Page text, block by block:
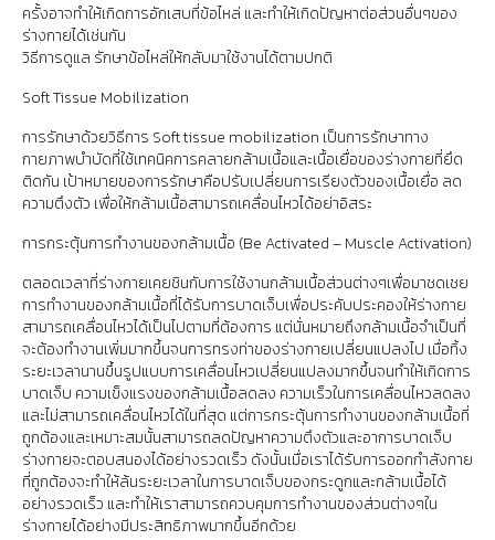
ครั้งอาจทำให้เกิดการอักเสบที่ข้อไหล่ และทำให้เกิดปัญหาต่อส่วนอื่นๆของ
ร่างกายได้เช่นกัน
วิธีการดูแล รักษาข้อไหล่ให้กลับมาใช้งานได้ตามปกติ
Soft Tissue Mobilization
การรักษาด้วยวิธีการ Soft tissue mobilization เป็นการรักษาทาง
กายภาพบำบัดที่ใช้เทคนิคการคลายกล้ามเนื้อและเนื้อเยื่อของร่างกายที่ยึด
ติดกัน เป้าหมายของการรักษาคือปรับเปลี่ยนการเรียงตัวของเนื้อเยื่อ ลด
ความตึงตัว เพื่อให้กล้ามเนื้อสามารถเคลื่อนไหวได้อย่าอิสระ
การกระตุ้นการทำงานของกล้ามเนื้อ (Be Activated – Muscle Activation)
ตลอดเวลาที่ร่างกายเคยชินกับการใช้งานกล้ามเนื้อส่วนต่างๆเพื่อมาชดเชย
การทำงานของกล้ามเนื้อที่ได้รับการบาดเจ็บเพื่อประคับประคองให้ร่างกาย
สามารถเคลื่อนไหวได้เป็นไปตามที่ต้องการ แต่นั่นหมายถึงกล้ามเนื้อจำเป็นที่
จะต้องทำงานเพิ่มมากขึ้นจนการทรงท่าของร่างกายเปลี่ยนแปลงไป เมื่อทิ้ง
ระยะเวลานานขึ้นรูปแบบการเคลื่อนไหวเปลี่ยนแปลงมากขึ้นจนทำให้เกิดการ
บาดเจ็บ ความเข็งแรงของกล้ามเนื้อลดลง ความเร็วในการเคลื่อนไหวลดลง
และไม่สามารถเคลื่อนไหวได้ในที่สุด แต่การกระตุ้นการทำงานของกล้ามเนื้อที่
ถูกต้องและเหมาะสมนั้นสามารถลดปัญหาความตึงตัวและอาการบาดเจ็บ
ร่างกายจะตอบสนองได้อย่างรวดเร็ว ดังนั้นเมื่อเราได้รับการออกกำลังกาย
ที่ถูกต้องจะทำให้ล้นระยะเวลาในการบาดเจ็บของกระดูกและกล้ามเนื้อได้
อย่างรวดเร็ว และทำให้เราสามารถควบคุมการทำงานของส่วนต่างๆใน
ร่างกายได้อย่างมีประสิทธิภาพมากขึ้นอีกด้วย